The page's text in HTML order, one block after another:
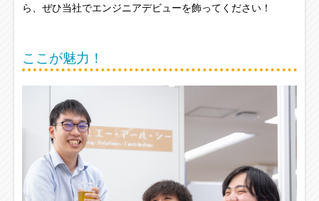
ら、ぜひ当社でエンジニアデビューを飾ってください！
ここが魅力！